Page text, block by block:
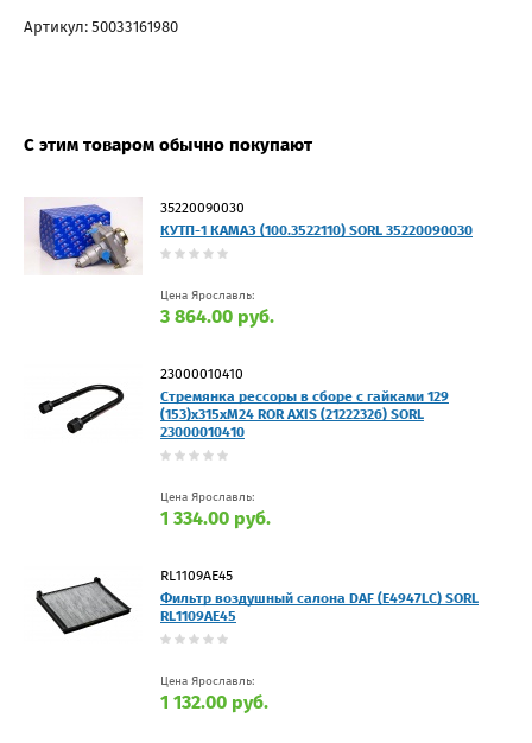
Артикул: 50033161980
С этим товаром обычно покупают
35220090030
КУТП-1 КАМАЗ (100.3522110) SORL 35220090030
Цена Ярославль:
3 864.00 руб.
23000010410
Стремянка рессоры в сборе с гайками 129
(153)х315хМ24 ROR AXIS (21222326) SORL
23000010410
Цена Ярославль:
1 334.00 руб.
RL1109AE45
Фильтр воздушный салона DAF (E4947LC) SORL
RL1109AE45
Цена Ярославль:
1 132.00 руб.